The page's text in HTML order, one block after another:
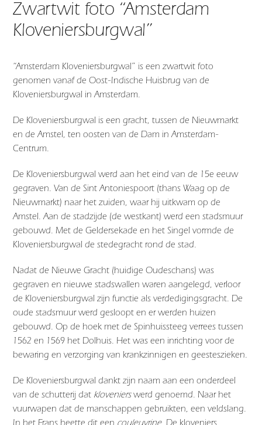
Zwartwit foto “Amsterdam
Kloveniersburgwal”
“Amsterdam Kloveniersburgwal” is een zwartwit foto
genomen vanaf de Oost-Indische Huisbrug van de
Kloveniersburgwal in Amsterdam.
De Kloveniersburgwal is een gracht, tussen de Nieuwmarkt
en de Amstel, ten oosten van de Dam in Amsterdam-
Centrum.
De Kloveniersburgwal werd aan het eind van de 15e eeuw
gegraven. Van de Sint Antoniespoort (thans Waag op de
Nieuwmarkt) naar het zuiden, waar hij uitkwam op de
Amstel. Aan de stadzijde (de westkant) werd een stadsmuur
gebouwd. Met de Geldersekade en het Singel vormde de
Kloveniersburgwal de stedegracht rond de stad.
Nadat de Nieuwe Gracht (huidige Oudeschans) was
gegraven en nieuwe stadswallen waren aangelegd, verloor
de Kloveniersburgwal zijn functie als verdedigingsgracht. De
oude stadsmuur werd gesloopt en er werden huizen
gebouwd. Op de hoek met de Spinhuissteeg verrees tussen
1562 en 1569 het Dolhuis. Het was een inrichting voor de
bewaring en verzorging van krankzinnigen en geesteszieken.
De Kloveniersburgwal dankt zijn naam aan een onderdeel
van de schutterij dat klovenierswerd genoemd. Naar het
vuurwapen dat de manschappen gebruikten, een veldslang.
In het Frans heette dit een couleuvrine. De kloveniers